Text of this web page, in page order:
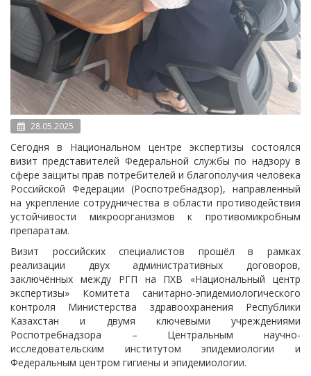
28.05.2025
Сегодня в Национальном центре экспертизы состоялся
визит представителей Федеральной службы по надзору в
сфере защиты прав потребителей и благополучия человека
Российской Федерации (Роспотребнадзор), направленный
на укрепление сотрудничества в области противодействия
устойчивости микроорганизмов к противомикробным
препаратам.
Визит российских специалистов прошёл в рамках
реализации двух административных договоров,
заключённых между РГП на ПХВ «Национальный центр
экспертизы» Комитета санитарно-эпидемиологического
контроля Министерства здравоохранения Республики
Казахстан и двумя ключевыми учреждениями
Роспотребнадзора – Центральным научно-
исследовательским институтом эпидемиологии и
Федеральным центром гигиены и эпидемиологии.